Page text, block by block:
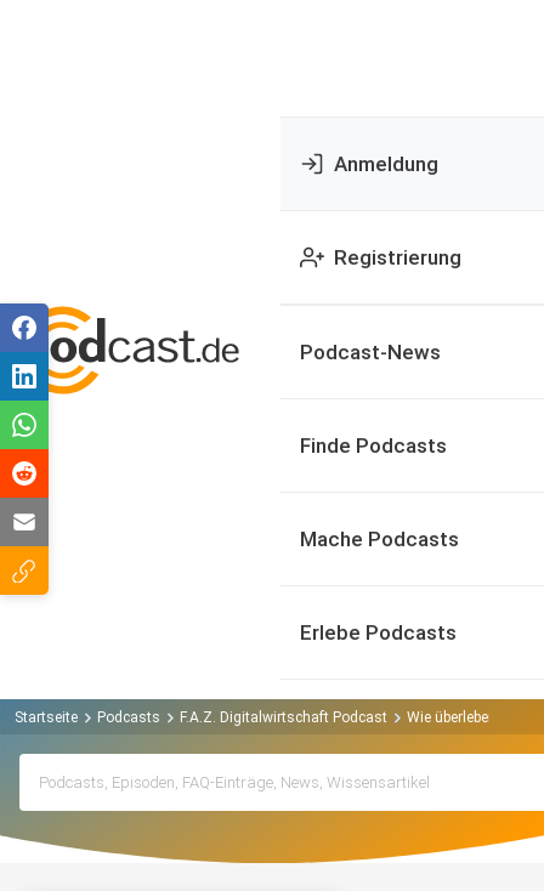
Anmeldung
Registrierung
Podcast-News
Finde Podcasts
Mache Podcasts
Erlebe Podcasts
Startseite Podcasts F.A.Z. Digitalwirtschaft Podcast Wie überleben und